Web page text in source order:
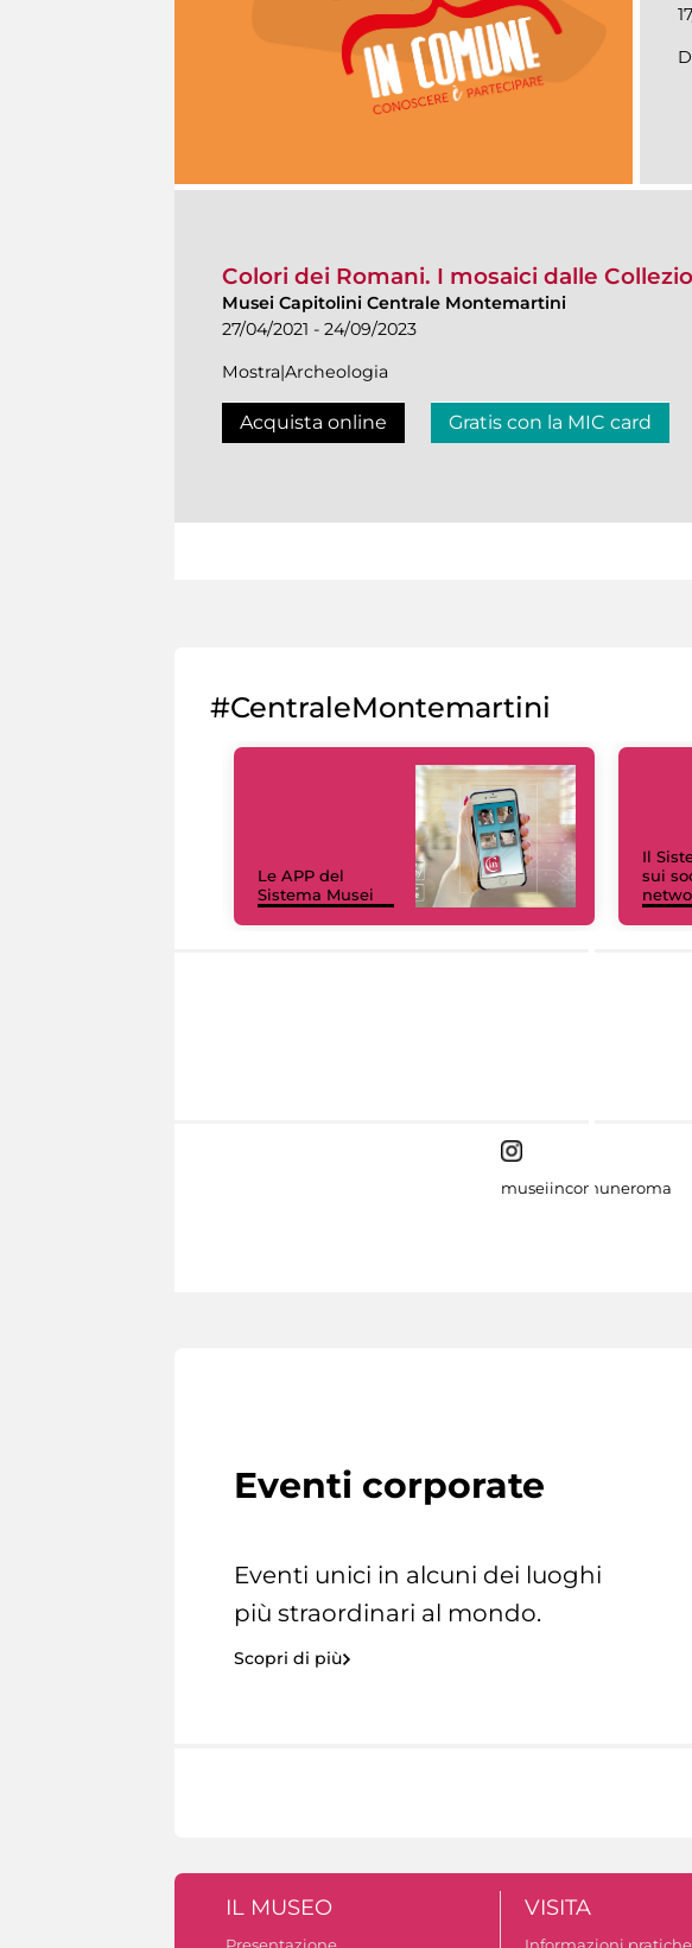
Colori dei Romani. I mosaici dalle
Musei Capitolini Centrale Montemartini
27/04/2021 - 24/09/2023
Mostra|Archeologia
Acquista online Gratis con la MIC card
#CentraleMontemartini
Le APP del
Sistema Musei
Il
sui
museiincomuneroma
Eventi corporate
Eventi unici in alcuni dei luoghi
più straordinari al mondo.
Scopri di più
IL MUSEO
Presentazione
VISITA
Informazioni pratiche